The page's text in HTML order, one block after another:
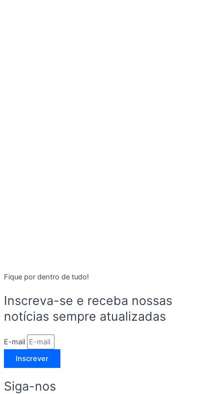
Fique por dentro de tudo!
Inscreva-se e receba nossas
notícias sempre atualizadas
E-mail
Inscrever
Siga-nos